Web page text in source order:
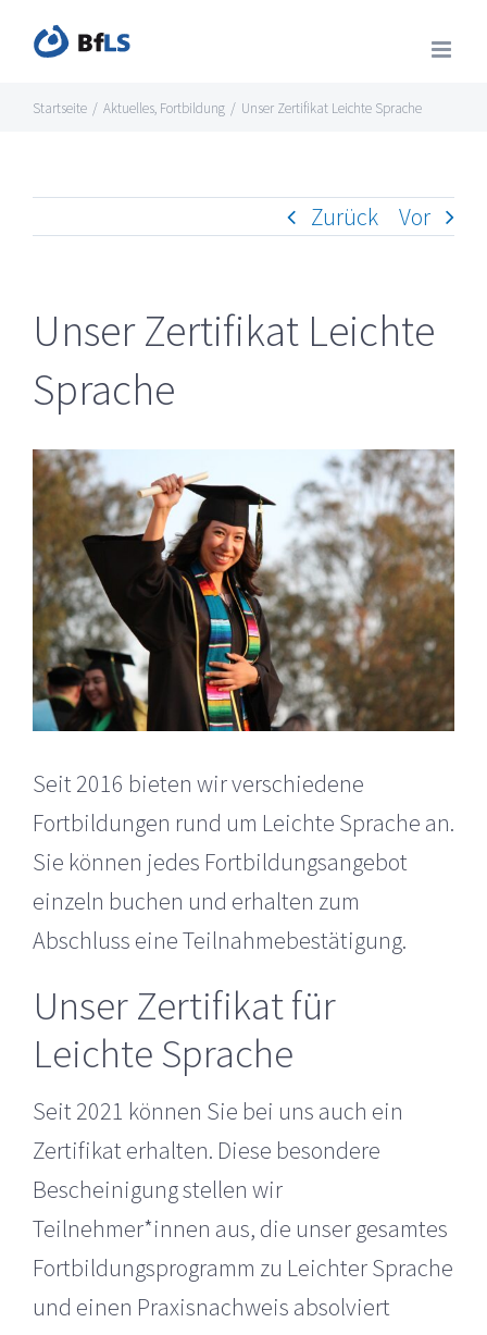
Inhalt
springen
Startseite / Aktuelles, Fortbildung / Unser Zertifikat Leichte Sprache
Zurück Vor
Unser Zertifikat Leichte
Sprache
Zeige
grösseres
Bild
Seit 2016 bieten wir verschiedene
Fortbildungen rund um Leichte Sprache an.
Sie können jedes Fortbildungsangebot
einzeln buchen und erhalten zum
Abschluss eine Teilnahmebestätigung.
Unser Zertifikat für
Leichte Sprache
Seit 2021 können Sie bei uns auch ein
Zertifikat erhalten. Diese besondere
Bescheinigung stellen wir
Teilnehmer*innen aus, die unser gesamtes
Fortbildungsprogramm zu Leichter Sprache
und einen Praxisnachweis absolviert